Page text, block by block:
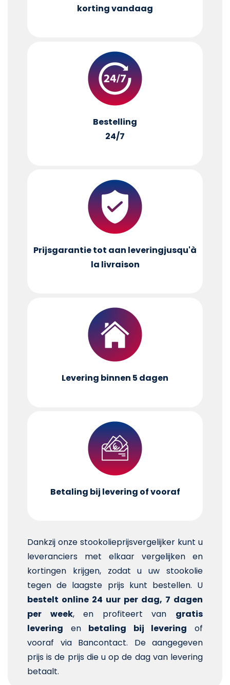
korting vandaag
Bestelling
24/7
Prijsgarantie tot aan leveringjusqu'à
la livraison
Levering binnen 5 dagen
Betaling bij levering of vooraf
Dankzij onze stookolieprijsvergelijker kunt u
leveranciers met elkaar vergelijken en
kortingen krijgen, zodat u uw stookolie
tegen de laagste prijs kunt bestellen. U
bestelt online 24 uur per dag, 7 dagen
per week, en profiteert van gratis
levering en betaling bij levering of
vooraf via Bancontact. De aangegeven
prijs is de prijs die u op de dag van levering
betaalt.